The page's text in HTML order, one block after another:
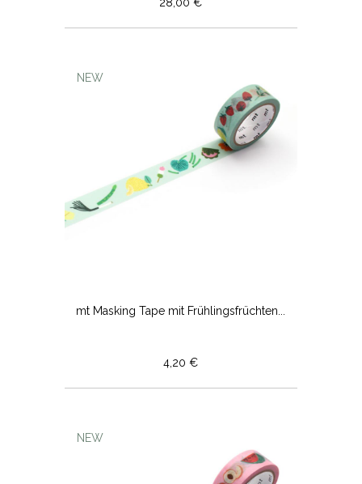
NEW
mt Masking Tape mit Frühlingsfrüchten...
4,20 €
NEW